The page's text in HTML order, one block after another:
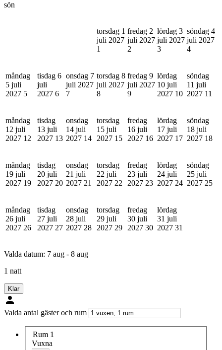
sön
torsdag 1
juli 2027
1
fredag 2
juli 2027
2
lördag 3
juli 2027
3
söndag 4
juli 2027
4
måndag
5 juli
2027 5
tisdag 6
juli
2027 6
onsdag 7
juli 2027
7
torsdag 8
juli 2027
8
fredag 9
juli 2027
9
lördag
10 juli
2027 10
söndag
11 juli
2027 11
måndag
12 juli
2027 12
tisdag
13 juli
2027 13
onsdag
14 juli
2027 14
torsdag
15 juli
2027 15
fredag
16 juli
2027 16
lördag
17 juli
2027 17
söndag
18 juli
2027 18
måndag
19 juli
2027 19
tisdag
20 juli
2027 20
onsdag
21 juli
2027 21
torsdag
22 juli
2027 22
fredag
23 juli
2027 23
lördag
24 juli
2027 24
söndag
25 juli
2027 25
måndag
26 juli
2027 26
tisdag
27 juli
2027 27
onsdag
28 juli
2027 28
torsdag
29 juli
2027 29
fredag
30 juli
2027 30
lördag
31 juli
2027 31
Valda datum: 7 aug - 8 aug
1 natt
Klar
Valda antal gäster och rum
Rum 1
Vuxna